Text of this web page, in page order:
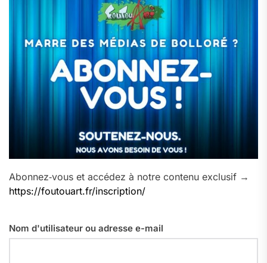
Abonnez‑vous et accédez à notre contenu exclusif →
https://foutouart.fr/inscription/
Nom d'utilisateur ou adresse e-mail